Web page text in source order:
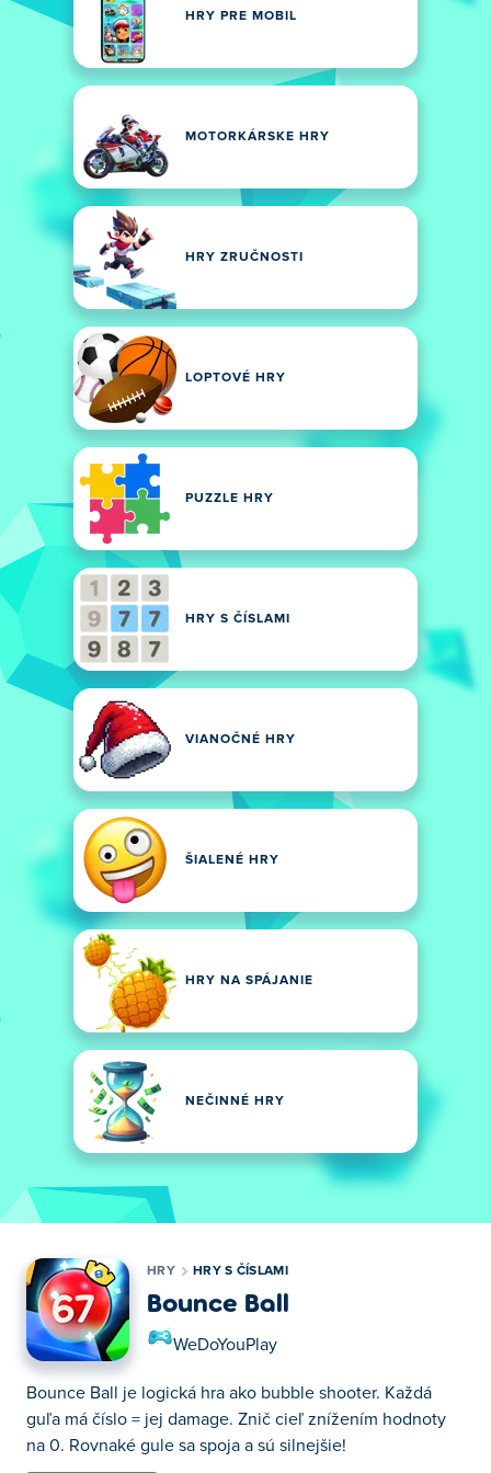
HRY PRE MOBIL
MOTORKÁRSKE HRY
HRY ZRUČNOSTI
LOPTOVÉ HRY
PUZZLE HRY
HRY S ČÍSLAMI
VIANOČNÉ HRY
ŠIALENÉ HRY
HRY NA SPÁJANIE
NEČINNÉ HRY
HRY HRY S ČÍSLAMI
Bounce Ball
WeDoYouPlay
Bounce Ball je logická hra ako bubble shooter. Každá
guľa má číslo = jej damage. Znič cieľ znížením hodnoty
na 0. Rovnaké gule sa spoja a sú silnejšie!